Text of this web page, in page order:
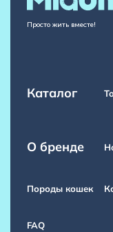
Просто жить вместе!
Каталог
О бренде
Породы кошек
FAQ